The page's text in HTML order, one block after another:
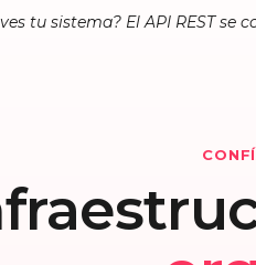
tu sistema? El API REST